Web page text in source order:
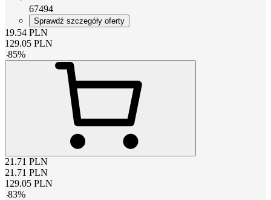
67494
Sprawdź szczegóły oferty
19.54 PLN
129.05 PLN
-85%
21.71 PLN
21.71 PLN
129.05 PLN
-83%